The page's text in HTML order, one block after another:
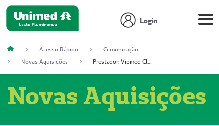
Login
Acesso Rápido
Comunicação
Novas Aquisições
Prestador: Vipmed Clínica Geral Ltda, 51004349-0 (Nome Fantasia: Policlínica Master)
Novas Aquisições